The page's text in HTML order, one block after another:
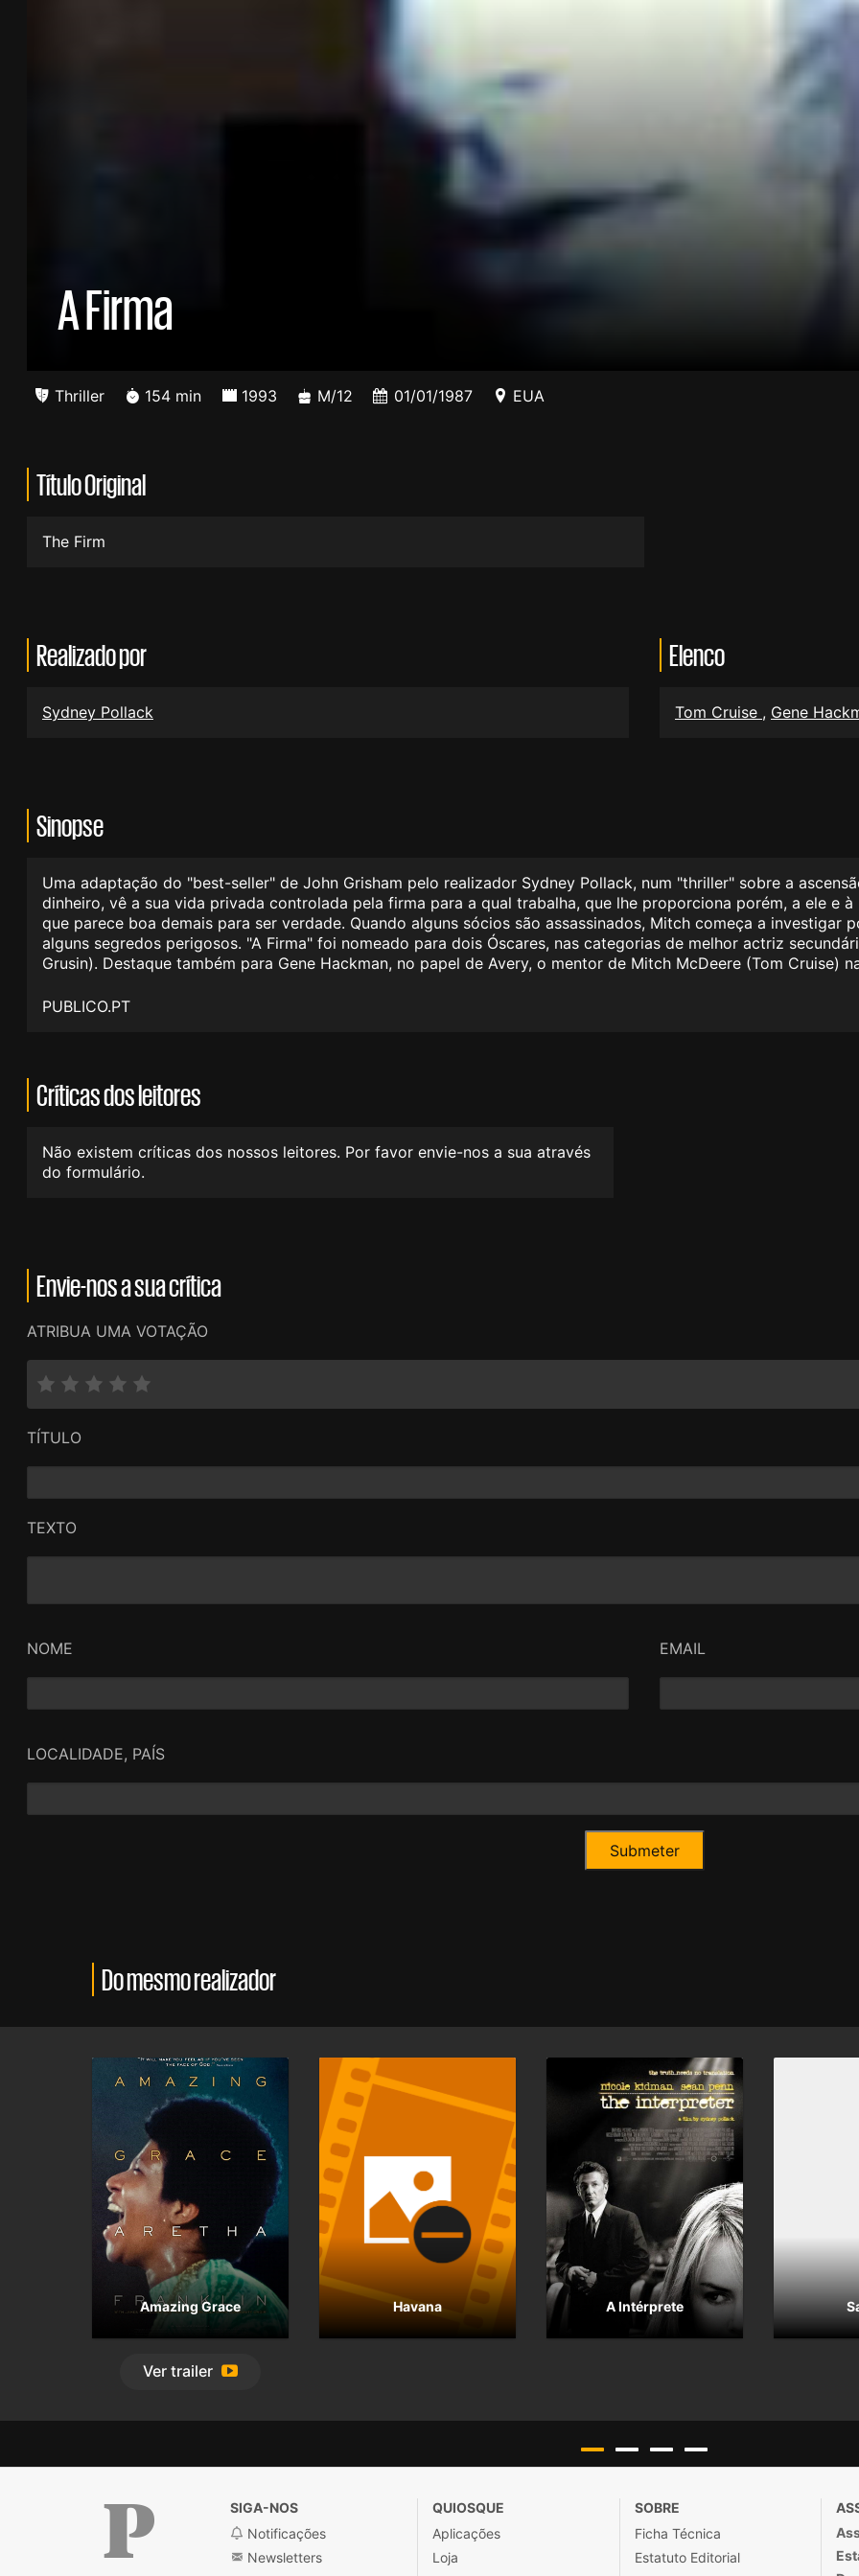
A Firma
Thriller 154 min 1993 M/12 01/01/1987 EUA
Título Original
The Firm
Realizado por
Sydney Pollack
Elenco
Tom Cruise , Gene
Sinopse
Uma adaptação do "best-seller" de John Grisham pelo realizador Sydney Pollack, num "thriller" sobre a
dinheiro, vê a sua vida privada controlada pela firma para a qual trabalha, que lhe proporciona porém, a ele e
que parece boa demais para ser verdade. Quando alguns sócios são assassinados, Mitch começa a
alguns segredos perigosos. "A Firma" foi nomeado para dois Óscares, nas categorias de melhor actriz
Grusin). Destaque também para Gene Hackman, no papel de Avery, o mentor de Mitch McDeere (Tom Cruise)
PUBLICO.PT
Críticas dos leitores
Não existem críticas dos nossos leitores. Por favor envie-nos a sua através
do formulário.
Envie-nos a sua crítica
ATRIBUA UMA VOTAÇÃO
TÍTULO
TEXTO
NOME EMAIL
LOCALIDADE, PAÍS
Do mesmo realizador
Amazing Grace
Ver trailer
Havana A Intérprete
SIGA-NOS
Notificações
Newsletters
QUIOSQUE
Aplicações
Loja
SOBRE
Ficha Técnica
Estatuto Editorial